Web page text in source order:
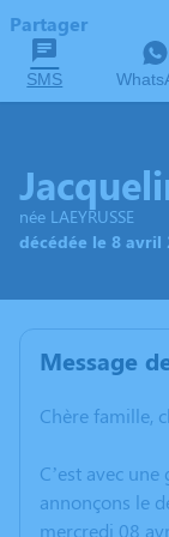
Partager
SMS
née LAEYRUSSE
décédée le 8 avril
Message
Chère famille,
C’est avec
annonçons le
mercredi 08